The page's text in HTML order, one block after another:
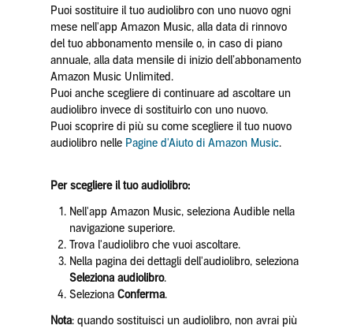
Puoi sostituire il tuo audiolibro con uno nuovo ogni
mese nell'app Amazon Music, alla data di rinnovo
del tuo abbonamento mensile o, in caso di piano
annuale, alla data mensile di inizio dell’abbonamento
Amazon Music Unlimited.
Puoi anche scegliere di continuare ad ascoltare un
audiolibro invece di sostituirlo con uno nuovo.
Puoi scoprire di più su come scegliere il tuo nuovo
audiolibro nellePagine d'Aiuto di Amazon Music.
Per scegliere il tuo audiolibro:
Nell'app Amazon Music, seleziona Audible nella
navigazione superiore.
Trova l'audiolibro che vuoi ascoltare.
Nella pagina dei dettagli dell'audiolibro, seleziona
Seleziona audiolibro.
Seleziona Conferma.
Nota: quando sostituisci un audiolibro, non avrai più